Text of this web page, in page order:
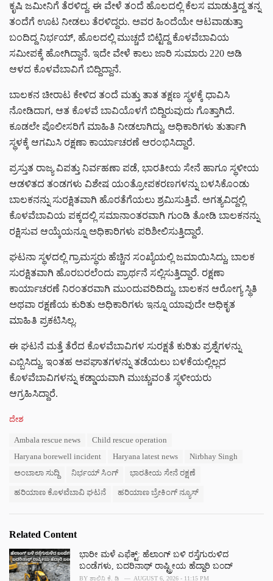
ಕೃಷಿ ಜಮೀನಿಗೆ ತೆರಳಿದ್ದ. ಈ ವೇಳೆ ತಂದೆ ಹೊಲದಲ್ಲಿ ಕೆಲಸ ಮಾಡುತ್ತಿದ್ದ ತನ್ನ
ತಂದೆಗೆ ಊಟ ನೀಡಲು ತೆರಳಿದ್ದರು. ಅವರ ಹಿಂದೆಯೇ ಆಟವಾಡುತ್ತಾ
ಬಂದಿದ್ದ ನಿರ್ಭಯ್, ಹೊಲದಲ್ಲಿ ಮುಚ್ಚದೆ ಬಿಟ್ಟಿದ್ದ ಕೊಳವೆಬಾವಿಯ
ಸಮೀಪಕ್ಕೆ ಹೋಗಿದ್ದಾನೆ. ಇದೇ ವೇಳೆ ಕಾಲು ಜಾರಿ ಸುಮಾರು 220 ಅಡಿ
ಆಳದ ಕೊಳವೆಬಾವಿಗೆ ಬಿದ್ದಿದ್ದಾನೆ.
ಬಾಲಕನ ಚೀರಾಟ ಕೇಳಿದ ತಂದೆ ಮತ್ತು ತಾತ ತಕ್ಷಣ ಸ್ಥಳಕ್ಕೆ ಧಾವಿಸಿ
ನೋಡಿದಾಗ, ಆತ ಕೊಳವೆ ಬಾವಿಯೊಳಗೆ ಬಿದ್ದಿರುವುದು ಗೊತ್ತಾಗಿದೆ.
ಕೂಡಲೇ ಪೊಲೀಸರಿಗೆ ಮಾಹಿತಿ ನೀಡಲಾಗಿದ್ದು, ಅಧಿಕಾರಿಗಳು ತುರ್ತಾಗಿ
ಸ್ಥಳಕ್ಕೆ ಆಗಮಿಸಿ ರಕ್ಷಣಾ ಕಾರ್ಯಾಚರಣೆ ಆರಂಭಿಸಿದ್ದಾರೆ.
ಪ್ರಸ್ತುತ ರಾಜ್ಯ ವಿಪತ್ತು ನಿರ್ವಹಣಾ ಪಡೆ, ಭಾರತೀಯ ಸೇನೆ ಹಾಗೂ ಸ್ಥಳೀಯ
ಆಡಳಿತದ ತಂಡಗಳು ವಿಶೇಷ ಯಂತ್ರೋಪಕರಣಗಳನ್ನು ಬಳಸಿಕೊಂಡು
ಬಾಲಕನನ್ನು ಸುರಕ್ಷಿತವಾಗಿ ಹೊರತೆಗೆಯಲು ಶ್ರಮಿಸುತ್ತಿವೆ. ಅಗತ್ಯವಿದ್ದಲ್ಲಿ
ಕೊಳವೆಬಾವಿಯ ಪಕ್ಕದಲ್ಲಿ ಸಮಾನಾಂತರವಾಗಿ ಗುಂಡಿ ತೋಡಿ ಬಾಲಕನನ್ನು
ರಕ್ಷಿಸುವ ಆಯ್ಕೆಯನ್ನೂ ಅಧಿಕಾರಿಗಳು ಪರಿಶೀಲಿಸುತ್ತಿದ್ದಾರೆ.
ಘಟನಾ ಸ್ಥಳದಲ್ಲಿ ಗ್ರಾಮಸ್ಥರು ಹೆಚ್ಚಿನ ಸಂಖ್ಯೆಯಲ್ಲಿ ಜಮಾಯಿಸಿದ್ದು, ಬಾಲಕ
ಸುರಕ್ಷಿತವಾಗಿ ಹೊರಬರಲೆಂದು ಪ್ರಾರ್ಥನೆ ಸಲ್ಲಿಸುತ್ತಿದ್ದಾರೆ. ರಕ್ಷಣಾ
ಕಾರ್ಯಾಚರಣೆ ನಿರಂತರವಾಗಿ ಮುಂದುವರಿದಿದ್ದು, ಬಾಲಕನ ಆರೋಗ್ಯ ಸ್ಥಿತಿ
ಅಥವಾ ರಕ್ಷಣೆಯ ಕುರಿತು ಅಧಿಕಾರಿಗಳು ಇನ್ನೂ ಯಾವುದೇ ಅಧಿಕೃತ
ಮಾಹಿತಿ ಪ್ರಕಟಿಸಿಲ್ಲ.
ಈ ಘಟನೆ ಮತ್ತೆ ತೆರೆದ ಕೊಳವೆಬಾವಿಗಳ ಸುರಕ್ಷತೆ ಕುರಿತು ಪ್ರಶ್ನೆಗಳನ್ನು
ಎಬ್ಬಿಸಿದ್ದು, ಇಂತಹ ಅಪಘಾತಗಳನ್ನು ತಡೆಯಲು ಬಳಕೆಯಲ್ಲಿಲ್ಲದ
ಕೊಳವೆಬಾವಿಗಳನ್ನು ಕಡ್ಡಾಯವಾಗಿ ಮುಚ್ಚುವಂತೆ ಸ್ಥಳೀಯರು
ಆಗ್ರಹಿಸಿದ್ದಾರೆ.
C
ದೇಶ
Ambala rescue news
Child rescue operation
Haryana borewell incident
Haryana latest news
Nirbhay Singh
ಅಂಬಾಲಾ ಸುದ್ದಿ
ನಿರ್ಭಯ್ ಸಿಂಗ್ ಭಾರತೀಯ ಸೇನೆ ರಕ್ಷಣೆ
ಹರಿಯಾಣ ಕೊಳವೆಬಾವಿ ಘಟನೆ ಹರಿಯಾಣ ಬ್ರೇಕಿಂಗ್ ನ್ಯೂಸ್
Related Content
ಭಾರೀ ಮಳೆ ಎಫೆಕ್ಟ್‌: ಹೆಲಾಂಗ್ ಬಳಿ ರಸ್ತೆಗುರುಳಿದ
ಬಂಡೆಗಳು, ಬದರಿನಾಥ್‌ ರಾಷ್ಟ್ರೀಯ ಹೆದ್ದಾರಿ ಬಂದ್‌
BY ಶಾಲಿನಿ ಕೆ. ಡಿ AUGUST 6, 2026 - 11:15 PM